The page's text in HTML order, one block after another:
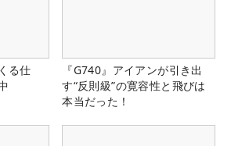
る仕
『G740』アイアンが引き出
す“反則級”の寛容性と飛びは
本当だった！